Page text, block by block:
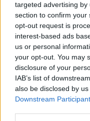
targeted advertising
section to confirm your
opt-out request is
interest-based ads
us or personal
your opt-out. You may
disclosure of your
IAB’s list of
also be disclosed by
Downstream
ΑΘΛΗΤΙΚΑ
ΟΦΗ: Στο
Δευτέρα οι
ΚΡΗΤΗ
Τέλος στην
πινακίδες ΙΧ με